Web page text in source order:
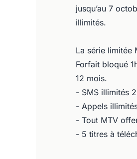
jusqu’au 7
illimités.
La série limitée
Forfait bloqué
12 mois.
- SMS illimités
- Appels
- Tout MTV
- 5 titres à